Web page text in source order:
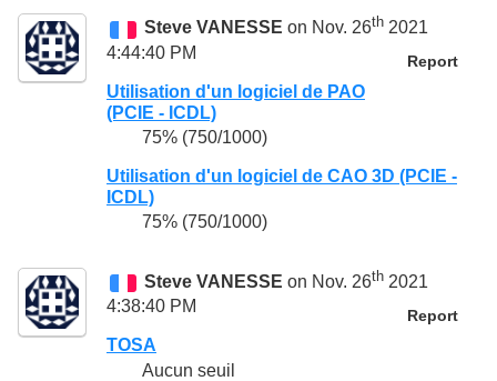
Steve VANESSE on Nov. 26th 2021
4:44:40 PM
Report
Utilisation d'un logiciel de PAO
(PCIE - ICDL)
75% (750/1000)
Utilisation d'un logiciel de CAO 3D (PCIE -
ICDL)
75% (750/1000)
Steve VANESSE on Nov. 26th 2021
4:38:40 PM
Report
TOSA
Aucun seuil